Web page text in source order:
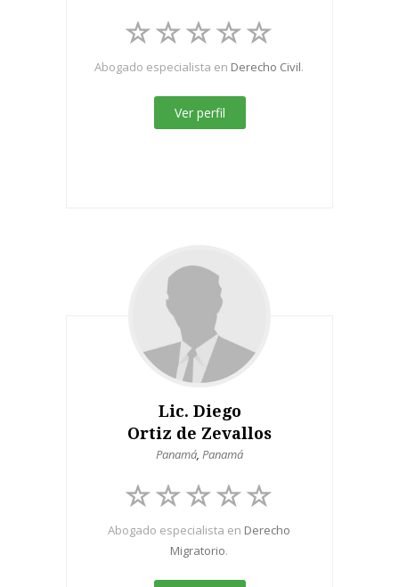
Abogado especialista en Derecho Civil.
Ver perfil
Lic. Diego
Ortiz de Zevallos
Panamá, Panamá
Abogado especialista en Derecho
Migratorio.